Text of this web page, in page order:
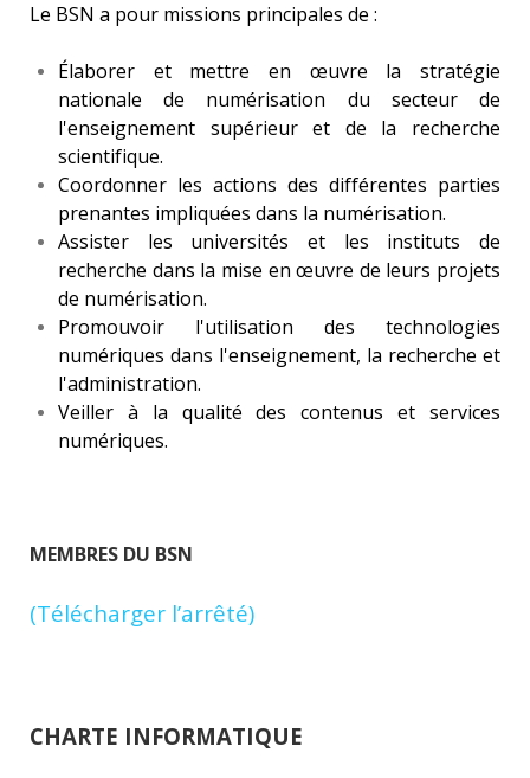
Le BSN a pour missions principales de :
Élaborer et mettre en œuvre la stratégie
nationale de numérisation du secteur de
l'enseignement supérieur et de la recherche
scientifique.
Coordonner les actions des différentes parties
prenantes impliquées dans la numérisation.
Assister les universités et les instituts de
recherche dans la mise en œuvre de leurs projets
de numérisation.
Promouvoir l'utilisation des technologies
numériques dans l'enseignement, la recherche et
l'administration.
Veiller à la qualité des contenus et services
numériques.
MEMBRES DU BSN
(Télécharger l’arrêté)
CHARTE INFORMATIQUE